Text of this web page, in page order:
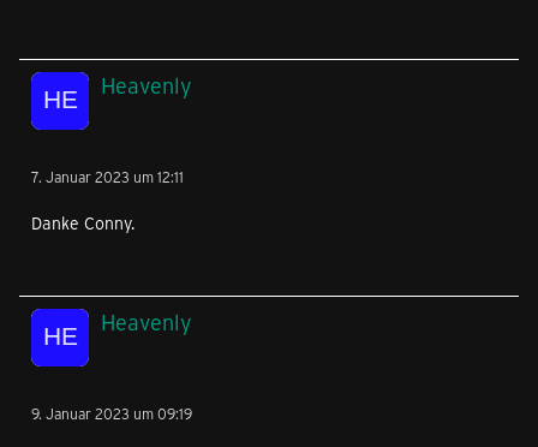
Heavenly
7. Januar 2023 um 12:11
Danke Conny.
Heavenly
9. Januar 2023 um 09:19